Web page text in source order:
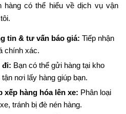
có thể hiểu về dịch vụ vận
tin & tư vấn báo giá: Tiếp nhận
chính xác.
đi: Bạn có thể gửi hàng tại kho
nơi lấy hàng giúp bạn.
xếp hàng hóa lên xe: Phân loại
tránh bị đè nén hàng.